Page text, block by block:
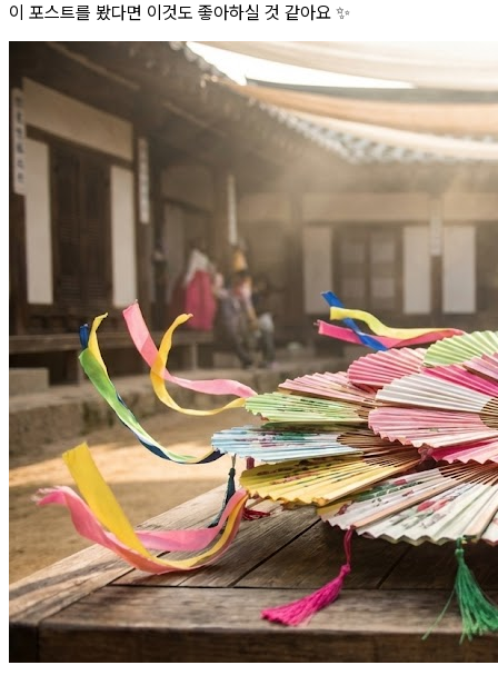
이 포스트를 봤다면 이것도 좋아하실 것 같아요 ✨